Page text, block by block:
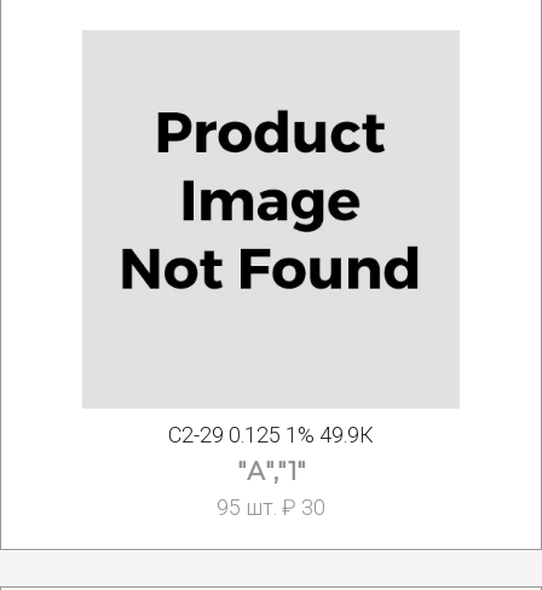
С2-29 0.125 1% 49.9К
"А","1"
95 шт. ₽ 30